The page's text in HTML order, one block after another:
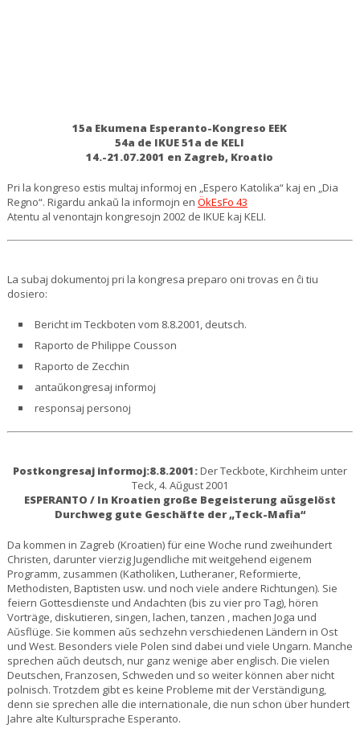
15a Ekumena Esperanto-Kongreso EEK
54a de IKUE 51a de KELI
14.-21.07.2001 en Zagreb, Kroatio
Pri la kongreso estis multaj informoj en „Espero Katolika“ kaj en „Dia
Regno“. Rigardu ankaŭ la informojn en ÖkEsFo 43
Atentu al venontajn kongresojn 2002 de IKUE kaj KELI.
La subaj dokumentoj pri la kongresa preparo oni trovas en ĉi tiu
dosiero:
Bericht im Teckboten vom 8.8.2001, deutsch.
Raporto de Philippe Cousson
Raporto de Zecchin
antaŭkongresaj informoj
responsaj personoj
Postkongresaj informoj:8.8.2001:Der Teckbote, Kirchheim unter
Teck, 4. Aŭgust 2001
ESPERANTO / In Kroatien große Begeisterung aŭsgelöst
Durchweg gute Geschäfte der „Teck-Mafia“
Da kommen in Zagreb (Kroatien) für eine Woche rund zweihundert
Christen, darunter vierzig Jugendliche mit weitgehend eigenem
Programm, zusammen (Katholiken, Lutheraner, Reformierte,
Methodisten, Baptisten usw. und noch viele andere Richtungen). Sie
feiern Gottesdienste und Andachten (bis zu vier pro Tag), hören
Vorträge, diskutieren, singen, lachen, tanzen , machen Joga und
Aŭsflüge. Sie kommen aŭs sechzehn verschiedenen Ländern in Ost
und West. Besonders viele Polen sind dabei und viele Ungarn. Manche
sprechen aŭch deutsch, nur ganz wenige aber englisch. Die vielen
Deutschen, Franzosen, Schweden und so weiter können aber nicht
polnisch. Trotzdem gibt es keine Probleme mit der Verständigung,
denn sie sprechen alle die internationale, die nun schon über hundert
Jahre alte Kultursprache Esperanto.